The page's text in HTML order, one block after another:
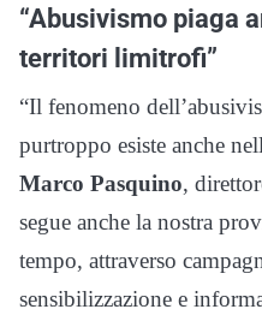
“Abusivismo piaga
territori limitrofi”
“Il fenomeno
purtroppo esiste anche
Marco Pasquino,
segue anche la nostra
tempo, attraverso
sensibilizzazione e